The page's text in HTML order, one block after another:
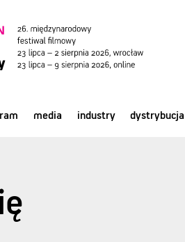
media industry dystrybucja